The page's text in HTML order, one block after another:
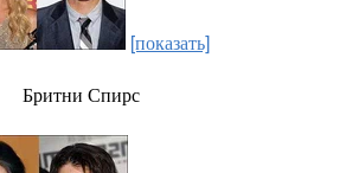
[показать]
Бритни Спирс